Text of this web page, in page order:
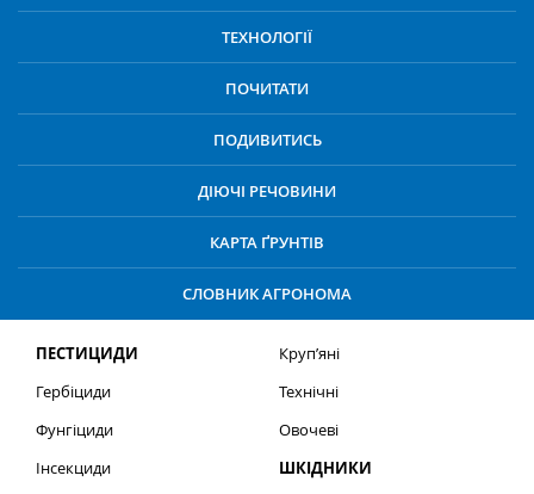
ТЕХНОЛОГІЇ
ПОЧИТАТИ
ПОДИВИТИСЬ
ДІЮЧІ РЕЧОВИНИ
КАРТА ҐРУНТІВ
СЛОВНИК АГРОНОМА
ПЕСТИЦИДИ
Гербіциди
Фунгіциди
Інсекциди
Круп’яні
Технічні
Овочеві
ШКІДНИКИ